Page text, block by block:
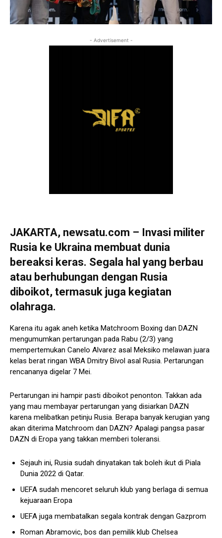
- Advertisement -
JAKARTA, newsatu.com – Invasi militer
Rusia ke Ukraina membuat dunia
bereaksi keras. Segala hal yang berbau
atau berhubungan dengan Rusia
diboikot, termasuk juga kegiatan
olahraga.
Karena itu agak aneh ketika Matchroom Boxing dan DAZN
mengumumkan pertarungan pada Rabu (2/3) yang
mempertemukan Canelo Alvarez asal Meksiko melawan juara
kelas berat ringan WBA Dmitry Bivol asal Rusia. Pertarungan
rencananya digelar 7 Mei.
Pertarungan ini hampir pasti diboikot penonton. Takkan ada
yang mau membayar pertarungan yang disiarkan DAZN
karena melibatkan petinju Rusia. Berapa banyak kerugian yang
akan diterima Matchroom dan DAZN? Apalagi pangsa pasar
DAZN di Eropa yang takkan memberi toleransi.
Sejauh ini, Rusia sudah dinyatakan tak boleh ikut di Piala
Dunia 2022 di Qatar.
UEFA sudah mencoret seluruh klub yang berlaga di semua
kejuaraan Eropa
UEFA juga membatalkan segala kontrak dengan Gazprom
Roman Abramovic, bos dan pemilik klub Chelsea